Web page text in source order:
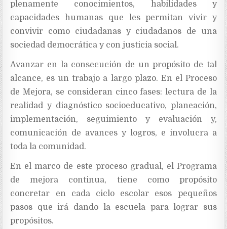
plenamente conocimientos, habilidades y
capacidades humanas que les permitan vivir y
convivir como ciudadanas y ciudadanos de una
sociedad democrática y con justicia social.
Avanzar en la consecución de un propósito de tal
alcance, es un trabajo a largo plazo. En el Proceso
de Mejora, se consideran cinco fases: lectura de la
realidad y diagnóstico socioeducativo, planeación,
implementación, seguimiento y evaluación y,
comunicación de avances y logros, e involucra a
toda la comunidad.
En el marco de este proceso gradual, el Programa
de mejora continua, tiene como propósito
concretar en cada ciclo escolar esos pequeños
pasos que irá dando la escuela para lograr sus
propósitos.